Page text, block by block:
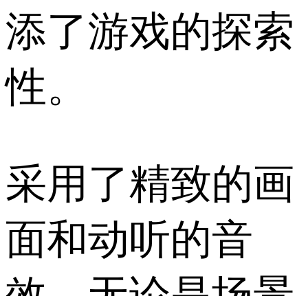
添了游戏的探索
性。
采用了精致的画
面和动听的音